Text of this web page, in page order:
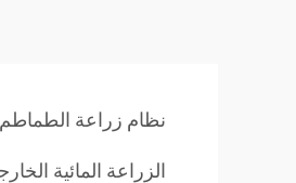
نظام زراعة الطماطم
الزراعة المائية